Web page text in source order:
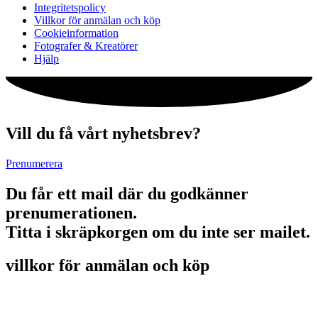
Integritetspolicy
Villkor för anmälan och köp
Cookieinformation
Fotografer & Kreatörer
Hjälp
Vill du få vårt nyhetsbrev?
Prenumerera
Du får ett mail där du godkänner
prenumerationen.
Titta i skräpkorgen om du inte ser mailet.
villkor för anmälan och köp